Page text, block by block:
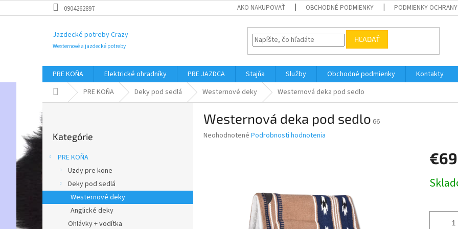
na
0904262897 AKO NAKUPOVAŤ OBCHODNÉ PODMIENKY PODMIENKY OCHRANY
Jazdecké potreby Crazy
Westernové a jazdecké potreby
HĽADAŤ
PRE KOŇA Elektrické ohradníky PRE JAZDCA Stajňa Služby Obchodné podmienky
Kontakty
DomovPRE KOŇA Deky pod sedlá Westernové deky Westernová deka pod sedlo
o
č
n
kategórie
Kategórie
PRE KOŇA
Uzdy pre kone
Deky pod sedlá
Westernové deky
Anglické deky
Ohlávky + vodítka
Westernová deka pod sedlo 66
Priemerné
Neohodnotené Podrobnosti hodnotenia
€69
cena: